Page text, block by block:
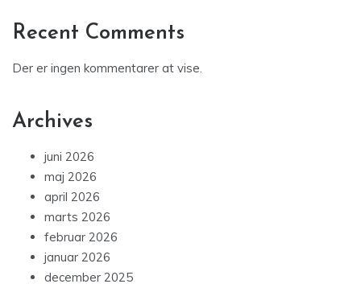
Recent Comments
Der er ingen kommentarer at vise.
Archives
juni 2026
maj 2026
april 2026
marts 2026
februar 2026
januar 2026
december 2025